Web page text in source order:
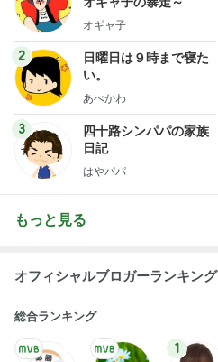
オギャ子
2
日曜日は９時まで寝た
い。
あべかわ
3
四十路シンパパの家族
日記
はやパパ
もっと見る
オフィシャルブロガーランキング
総合ランキング
1